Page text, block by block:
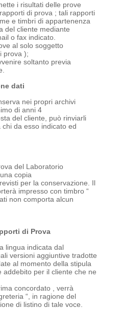
i risultati delle prove
di prova ; tali rapporti
e timbri di appartenenza
del cliente mediante
o fax indicato.
al solo soggetto
prova );
soltanto previa
dati
nei propri archivi
di anni 4
del cliente, può rinviarli
da esso indicato ed
del Laboratorio
copia
per la conservazione. Il
impresso con timbro “
non comporta alcun
di Prova
lingua indicata dal
versioni aggiuntive tradotte
al momento della stipula
addebito per il cliente che ne
concordato , verrà
“, in ragione del
di listino di tale voce.